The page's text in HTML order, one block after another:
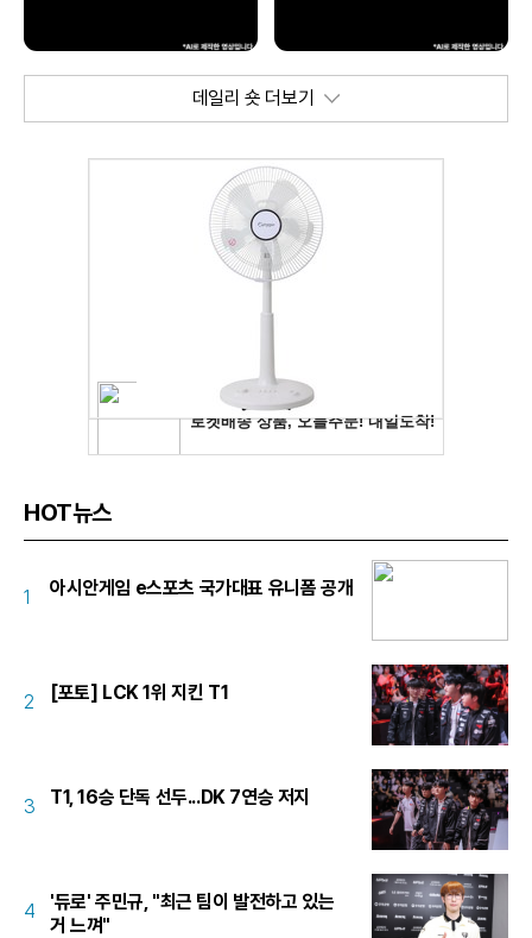
데일리 숏 더보기
HOT뉴스
1 아시안게임 e스포츠 국가대표 유니폼 공개
2 [포토] LCK 1위 지킨 T1
3 T1, 16승 단독 선두...DK 7연승 저지
4
'듀로' 주민규, "최근 팀이 발전하고 있는
거 느껴"